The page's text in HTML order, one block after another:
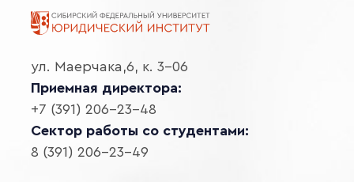
ул. Маерчака,6, к. 3-06
Приемная директора:
+7 (391) 206-23-48
Сектор работы со студентами:
8 (391) 206-23-49